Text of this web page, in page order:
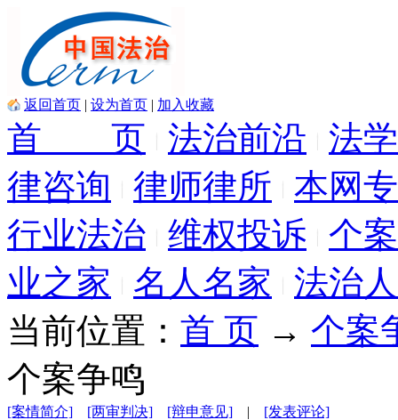
返回首页 | 设为首页 | 加入收藏
首 页 法治前沿
法
律咨询
律师律所
本网
行业法治 维权投诉
个
业之家
名人名家
法治
当前位置： 首 页 → 个案
个案争鸣
[案情简介] [两审判决] [辩申意见] | [发表评论]